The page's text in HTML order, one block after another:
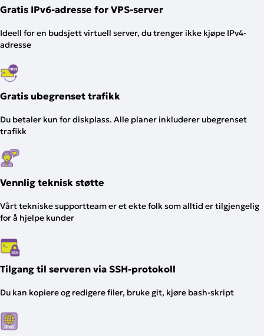
Gratis IPv6-adresse for VPS-server
Ideell for en budsjett virtuell server, du trenger ikke kjøpe IPv4-
adresse
Gratis ubegrenset trafikk
Du betaler kun for diskplass. Alle planer inkluderer ubegrenset
trafikk
Vennlig teknisk støtte
Vårt tekniske supportteam er et ekte folk som alltid er tilgjengelig
for å hjelpe kunder
Tilgang til serveren via SSH-protokoll
Du kan kopiere og redigere filer, bruke git, kjøre bash-skript